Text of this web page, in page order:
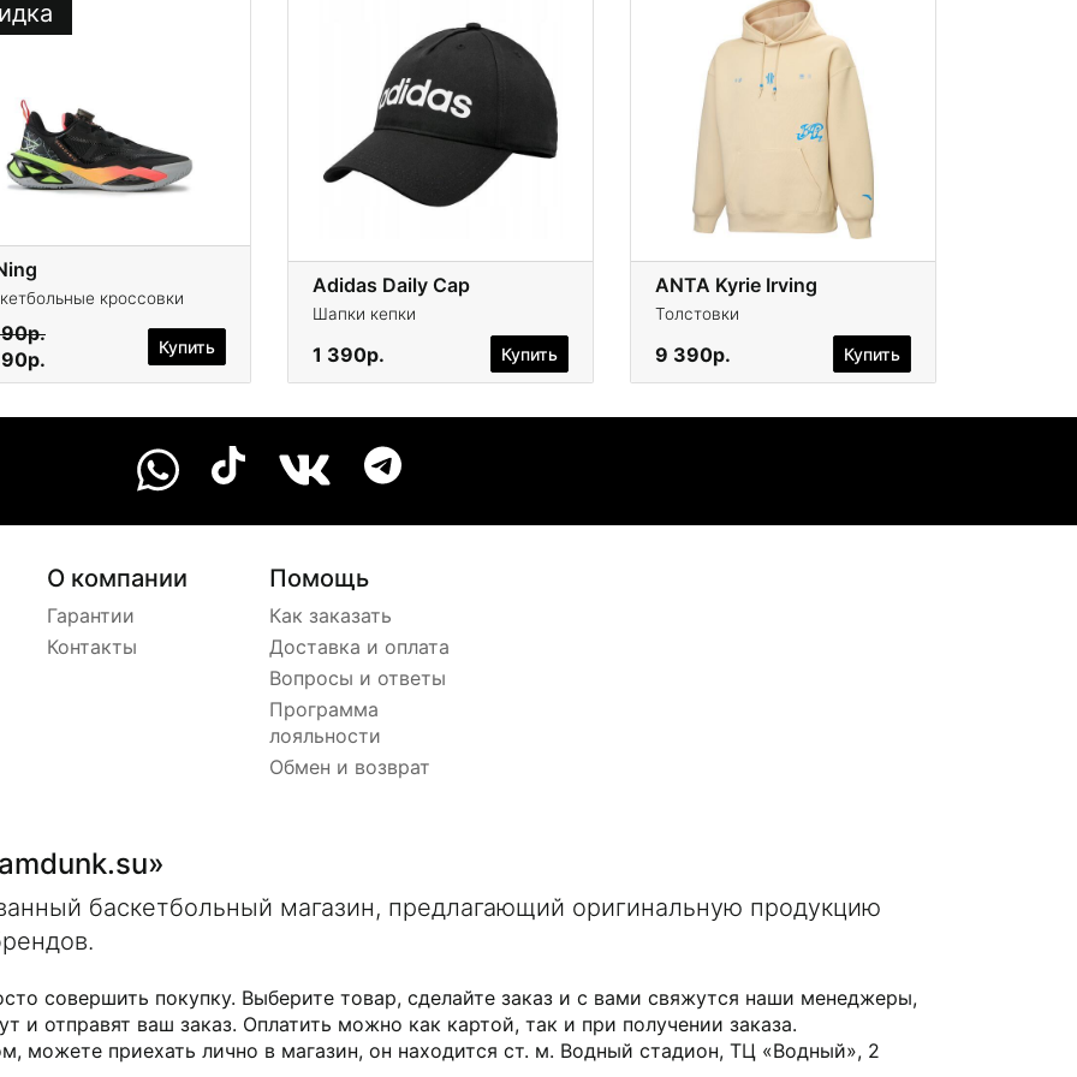
кроссовки
Купить
Adidas Daily Cap
Шапки кепки
1 390р. Купить
ANTA Kyrie Irving
Толстовки
9 390р. Купить
О компании
Гарантии
Контакты
Помощь
Как заказать
Доставка и оплата
Вопросы и ответы
Программа
лояльности
Обмен и возврат
баскетбольный магазин, предлагающий оригинальную продукцию
совершить покупку. Выберите товар, сделайте заказ и с вами свяжутся наши менеджеры,
и отправят ваш заказ. Оплатить можно как картой, так и при получении заказа.
можете приехать лично в магазин, он находится ст. м. Водный стадион, ТЦ «Водный», 2